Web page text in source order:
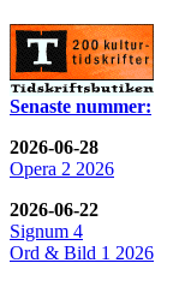
Senaste nummer:
2026-06-28
Opera 2 2026
2026-06-22
Signum 4
Ord & Bild 1 2026